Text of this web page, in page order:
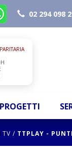
02 294 098
PARITARIA
PROGETTI
TV / TTPLAY -